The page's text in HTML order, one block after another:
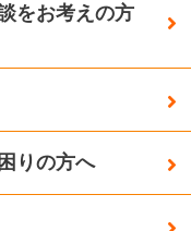
をお考えの方
りの方へ